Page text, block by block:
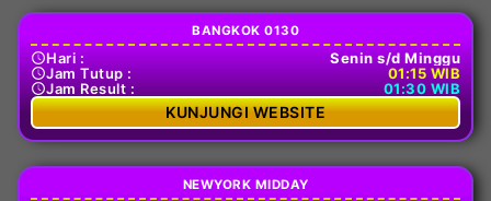
BANGKOK 0130
Hari :
Senin s/d Minggu
Jam Tutup :
01:15 WIB
Jam Result :
01:30 WIB
KUNJUNGI WEBSITE
NEWYORK MIDDAY